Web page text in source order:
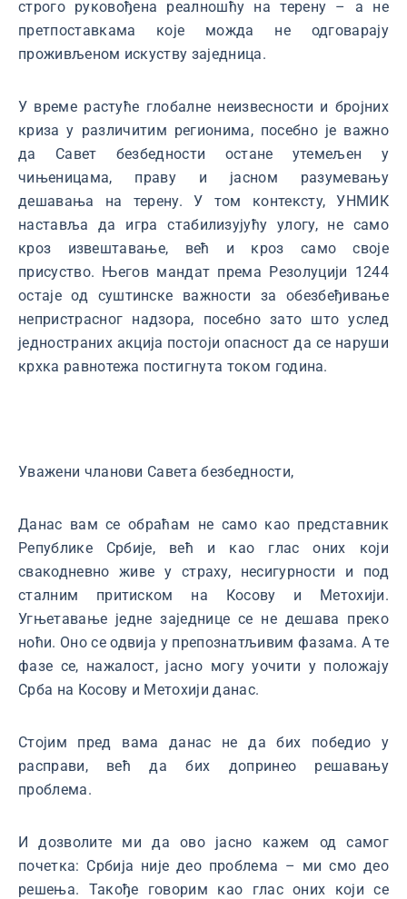
строго руковођена реалношћу на терену – а не
претпоставкама које можда не одговарају
проживљеном искуству заједница.
У време растуће глобалне неизвесности и бројних
криза у различитим регионима, посебно је важно
да Савет безбедности остане утемељен у
чињеницама, праву и јасном разумевању
дешавања на терену. У том контексту, УНМИК
наставља да игра стабилизујућу улогу, не само
кроз извештавање, већ и кроз само своје
присуство. Његов мандат према Резолуцији 1244
остаје од суштинске важности за обезбеђивање
непристрасног надзора, посебно зато што услед
једностраних акција постоји опасност да се наруши
крхка равнотежа постигнута током година.
Уважени чланови Савета безбедности,
Данас вам се обраћам не само као представник
Републике Србије, већ и као глас оних који
свакодневно живе у страху, несигурности и под
сталним притиском на Косову и Метохији.
Угњетавање једне заједнице се не дешава преко
ноћи. Оно се одвија у препознатљивим фазама. А те
фазе се, нажалост, јасно могу уочити у положају
Срба на Косову и Метохији данас.
Стојим пред вама данас не да бих победио у
расправи, већ да бих допринео решавању
проблема.
И дозволите ми да ово јасно кажем од самог
почетка: Србија није део проблема – ми смо део
решења. Такође говорим као глас оних који се